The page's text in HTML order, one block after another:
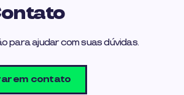
para ajudar com suas dúvidas.
em contato